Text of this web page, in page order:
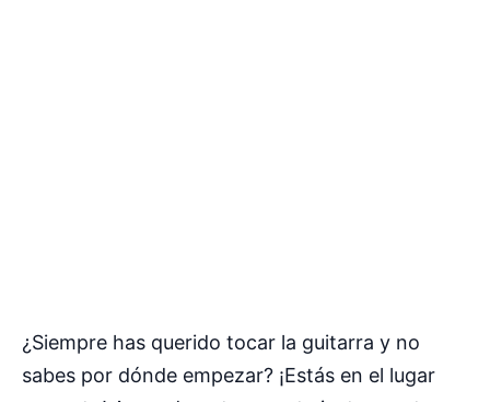
¿Siempre has querido tocar la guitarra y no
sabes por dónde empezar? ¡Estás en el lugar